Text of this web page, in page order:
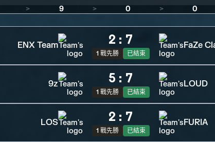
> 9 > 0 > 0
ENX Team 2 : 7
1 戰先勝 已結束
FaZe
9z 5 : 7
1 戰先勝 已結束
LOUD
LOS 2 : 7
1 戰先勝 已結束
FURIA